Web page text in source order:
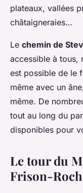
plateaux, vallées
châtaigneraies…
Le chemin de
accessible à tous,
est possible de le
même avec un
même. De
tout au long du
disponibles pour
Le tour du
Frison-